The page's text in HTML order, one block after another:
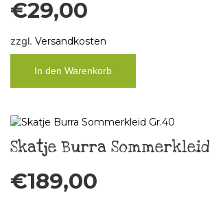
€29,00
zzgl. Versandkosten
In den Warenkorb
Skatje Burra Sommerkleid
€189,00